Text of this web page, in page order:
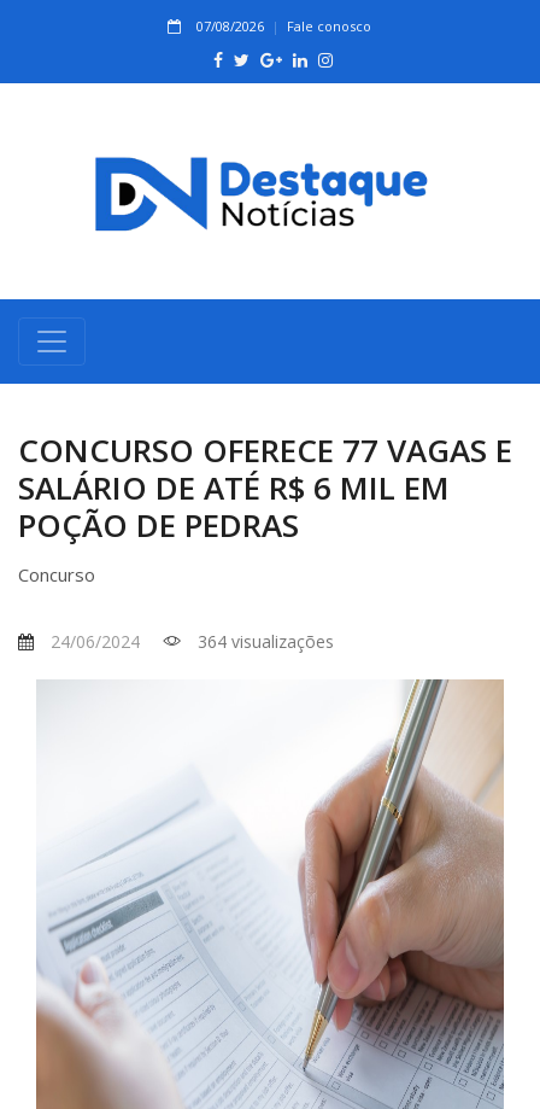
07/08/2026 Fale conosco
CONCURSO OFERECE 77 VAGAS E
SALÁRIO DE ATÉ R$ 6 MIL EM
POÇÃO DE PEDRAS
Concurso
24/06/2024 364 visualizações